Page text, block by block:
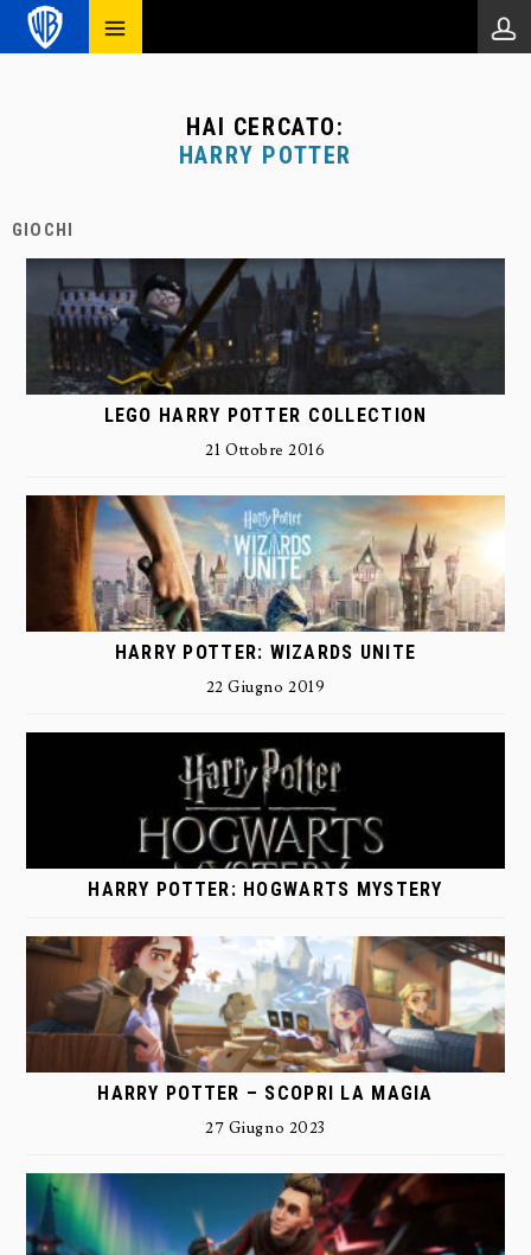
HAI CERCATO:
HARRY POTTER
GIOCHI
LEGO HARRY POTTER COLLECTION
21 Ottobre 2016
HARRY POTTER: WIZARDS UNITE
22 Giugno 2019
HARRY POTTER: HOGWARTS MYSTERY
HARRY POTTER – SCOPRI LA MAGIA
27 Giugno 2023